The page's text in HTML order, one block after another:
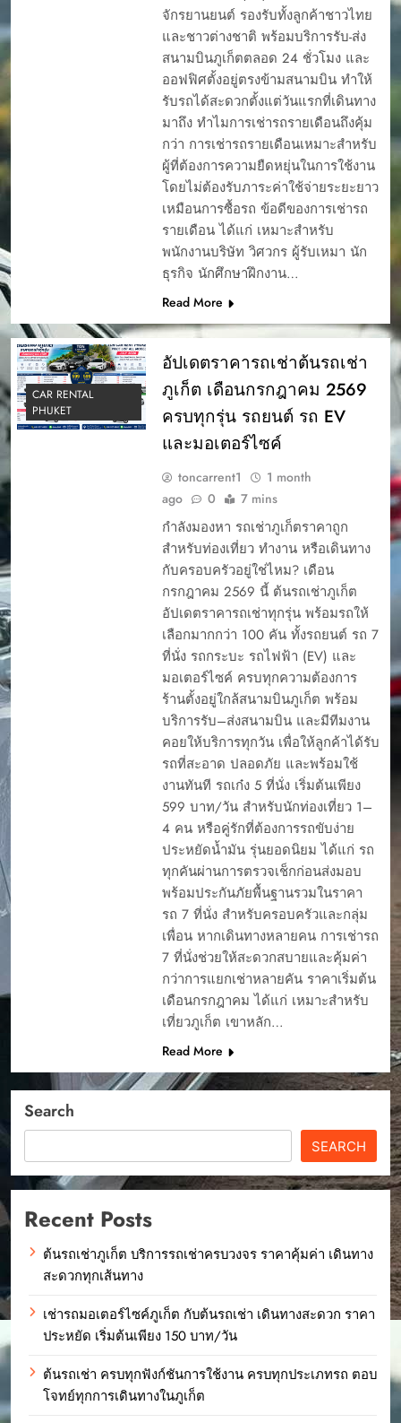
จักรยานยนต์ รองรับทั้งลูกค้าชาวไทย
และชาวต่างชาติ พร้อมบริการรับ-ส่ง
สนามบินภูเก็ตตลอด 24 ชั่วโมง และ
ออฟฟิศตั้งอยู่ตรงข้ามสนามบิน ทำให้
รับรถได้สะดวกตั้งแต่วันแรกที่เดินทาง
มาถึง ทำไมการเช่ารถรายเดือนถึงคุ้ม
กว่า การเช่ารถรายเดือนเหมาะสำหรับ
ผู้ที่ต้องการความยืดหยุ่นในการใช้งาน
โดยไม่ต้องรับภาระค่าใช้จ่ายระยะยาว
เหมือนการซื้อรถ ข้อดีของการเช่ารถ
รายเดือน ได้แก่ เหมาะสำหรับ
พนักงานบริษัท วิศวกร ผู้รับเหมา นัก
ธุรกิจ นักศึกษาฝึกงาน…
Read More
CAR RENTAL
PHUKET
อัปเดตราคารถเช่าต้นรถเช่า
ภูเก็ต เดือนกรกฎาคม 2569
ครบทุกรุ่น รถยนต์ รถ EV
และมอเตอร์ไซค์
toncarrent1
1 month
ago
0 7 mins
กำลังมองหา รถเช่าภูเก็ตราคาถูก
สำหรับท่องเที่ยว ทำงาน หรือเดินทาง
กับครอบครัวอยู่ใช่ไหม? เดือน
กรกฎาคม 2569 นี้ ต้นรถเช่าภูเก็ต
อัปเดตราคารถเช่าทุกรุ่น พร้อมรถให้
เลือกมากกว่า 100 คัน ทั้งรถยนต์ รถ 7
ที่นั่ง รถกระบะ รถไฟฟ้า (EV) และ
มอเตอร์ไซค์ ครบทุกความต้องการ
ร้านตั้งอยู่ใกล้สนามบินภูเก็ต พร้อม
บริการรับ–ส่งสนามบิน และมีทีมงาน
คอยให้บริการทุกวัน เพื่อให้ลูกค้าได้รับ
รถที่สะอาด ปลอดภัย และพร้อมใช้
งานทันที รถเก๋ง 5 ที่นั่ง เริ่มต้นเพียง
599 บาท/วัน สำหรับนักท่องเที่ยว 1–
4 คน หรือคู่รักที่ต้องการรถขับง่าย
ประหยัดน้ำมัน รุ่นยอดนิยม ได้แก่ รถ
ทุกคันผ่านการตรวจเช็กก่อนส่งมอบ
พร้อมประกันภัยพื้นฐานรวมในราคา
รถ 7 ที่นั่ง สำหรับครอบครัวและกลุ่ม
เพื่อน หากเดินทางหลายคน การเช่ารถ
7 ที่นั่งช่วยให้สะดวกสบายและคุ้มค่า
กว่าการแยกเช่าหลายคัน ราคาเริ่มต้น
เดือนกรกฎาคม ได้แก่ เหมาะสำหรับ
เที่ยวภูเก็ต เขาหลัก…
Read More
Search
SEARCH
Recent Posts
ต้นรถเช่าภูเก็ต บริการรถเช่าครบวงจร ราคาคุ้มค่า เดินทาง
สะดวกทุกเส้นทาง
เช่ารถมอเตอร์ไซค์ภูเก็ต กับต้นรถเช่า เดินทางสะดวก ราคา
ประหยัด เริ่มต้นเพียง 150 บาท/วัน
ต้นรถเช่า ครบทุกฟังก์ชันการใช้งาน ครบทุกประเภทรถ ตอบ
โจทย์ทุกการเดินทางในภูเก็ต